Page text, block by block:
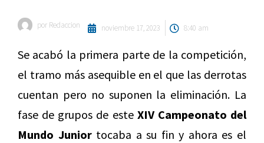
por Redaccion noviembre 17, 2023 8:40 am
Se acabó la primera parte de la competición,
el tramo más asequible en el que las derrotas
cuentan pero no suponen la eliminación. La
fase de grupos de este XIV Campeonato del
Mundo Juniortocaba a su fin y ahora es el